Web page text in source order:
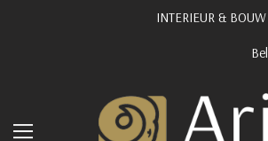
INTERIEUR & BOUW